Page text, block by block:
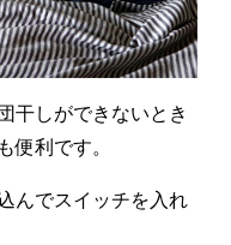
干しができないとき
便利です。
んでスイッチを入れ